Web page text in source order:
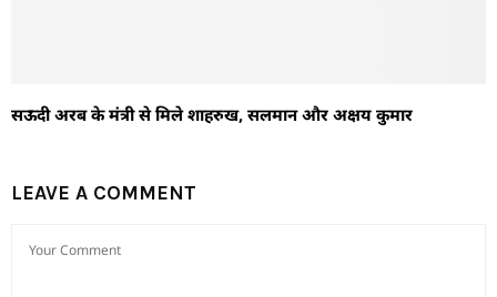
सऊदी अरब के मंत्री से मिले शाहरुख, सलमान और अक्षय कुमार
LEAVE A COMMENT